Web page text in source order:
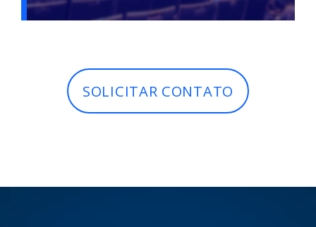
SOLICITAR CONTATO